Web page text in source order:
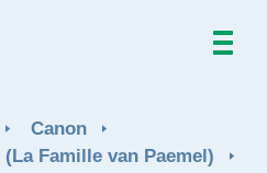
Canon
Famille van Paemel)